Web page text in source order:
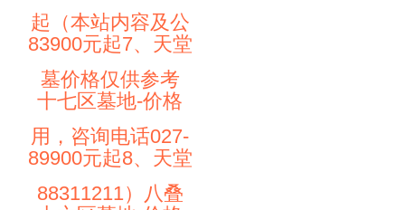
起（本站内容及公
墓价格仅供参考
用，咨询电话027-
88311211）八叠
83900元起7、天堂
十七区墓地-价格
89900元起8、天堂